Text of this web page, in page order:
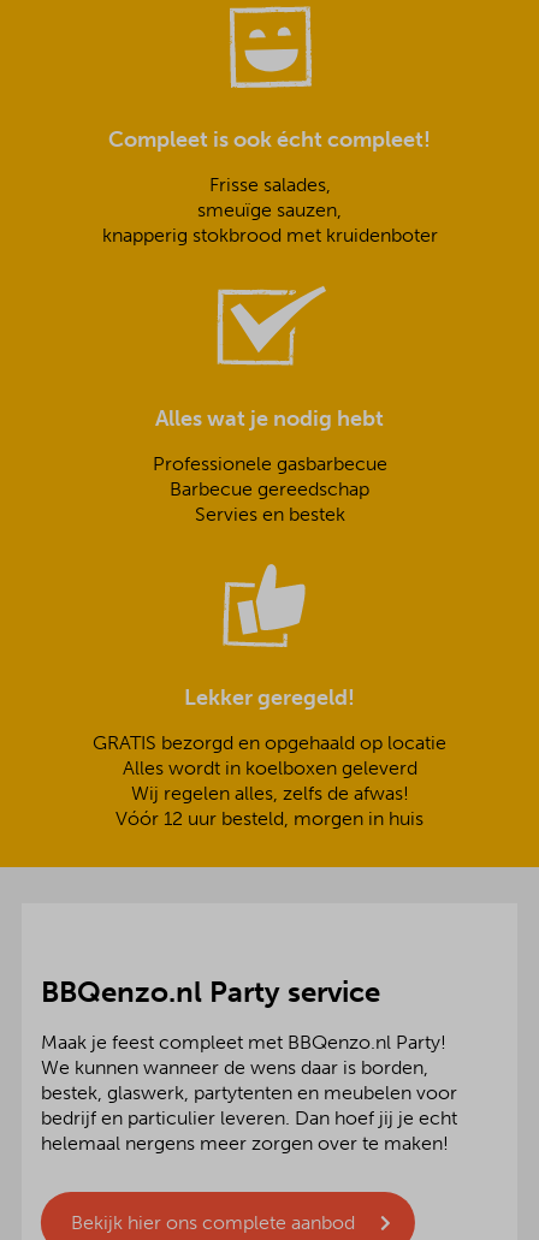
Compleet is ook écht compleet!
Frisse salades,
smeuïge sauzen,
knapperig stokbrood met kruidenboter
Alles wat je nodig hebt
Professionele gasbarbecue
Barbecue gereedschap
Servies en bestek
Lekker geregeld!
GRATIS bezorgd en opgehaald op locatie
Alles wordt in koelboxen geleverd
Wij regelen alles, zelfs de afwas!
Vóór 12 uur besteld, morgen in huis
BBQenzo.nl Party service
Maak je feest compleet met BBQenzo.nl Party!
We kunnen wanneer de wens daar is borden,
bestek, glaswerk, partytenten en meubelen voor
bedrijf en particulier leveren. Dan hoef jij je echt
helemaal nergens meer zorgen over te maken!
Bekijk hier ons complete aanbod